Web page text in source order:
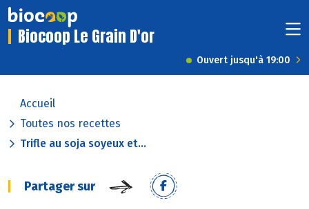
Biocoop Le Grain D'or
Ouvert jusqu'à 19:00
Accueil
Toutes nos recettes
Trifle au soja soyeux et...
Partager sur